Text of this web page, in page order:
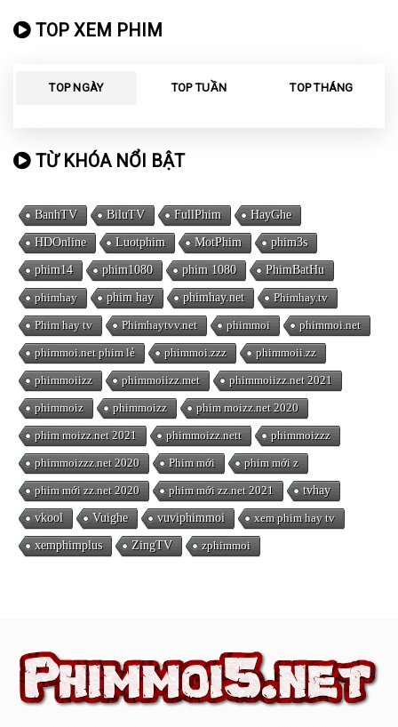
TOP XEM PHIM
TOP NGÀY TOP TUẦN TOP THÁNG
TỪ KHÓA NỔI BẬT
BanhTV BiluTV FullPhim HayGhe
HDOnline Luotphim MotPhim phim3s
phim14 phim1080 phim 1080 PhimBatHu
phimhay phim hay phimhay.net Phimhay.tv
Phim hay tv Phimhaytvv.net phimmoi phimmoi.net
phimmoi.net phim lẻ phimmoi.zzz phimmoii.zz
phimmoiizz phimmoiizz.met phimmoiizz.net 2021
phimmoiz phimmoizz phim moizz.net 2020
phim moizz.net 2021 phimmoizz.nett phimmoizzz
phimmoizzz.net 2020 Phim mới phim mới z
phim mới zz.net 2020 phim mới zz.net 2021 tvhay
vkool Vuighe vuviphimmoi xem phim hay tv
xemphimplus ZingTV zphimmoi